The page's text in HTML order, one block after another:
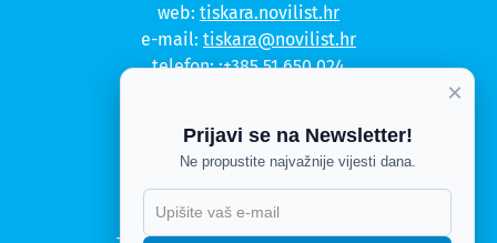
web: tiskara.novilist.hr
e-mail: tiskara@novilist.hr
telefon::+385 51 650 024
Kontakt
Politika privatnosti
Politika kolačića
×
Prijavi se na Newsletter!
Ne propustite najvažnije vijesti dana.